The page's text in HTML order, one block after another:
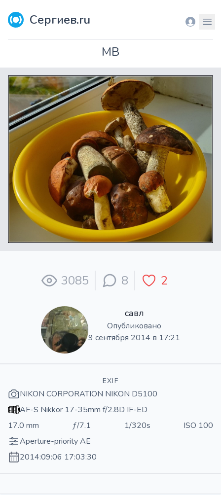
Сергиев.ru Вход
МВ
3085 8 2
савл
Опубликовано
9 сентября 2014 в 17:21
EXIF
NIKON CORPORATION NIKON D5100
AF-S Nikkor 17-35mm f/2.8D IF-ED
17.0 mm
ƒ/7.1 1/320s
ISO 100
Aperture-priority AE
2014:09:06 17:03:30